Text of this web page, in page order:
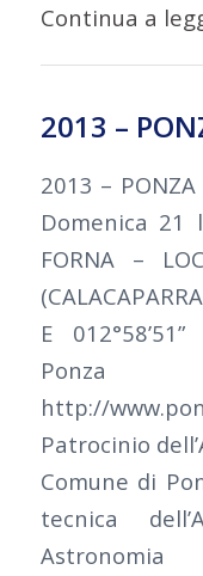
Continua a
2013 –
2013 – PONZA
Domenica 21
FORNA –
E 012°58’51”
http://
Patrocinio
Comune di
tecnica